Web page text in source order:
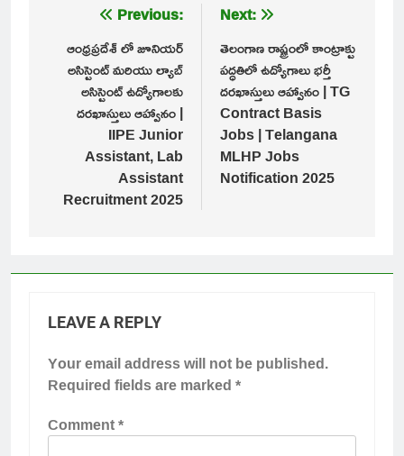
navigation
Previous:
ఆంధ్రప్రదేశ్ లో జూనియర్
అసిస్టెంట్ మరియు ల్యాబ్
అసిస్టెంట్ ఉద్యోగాలకు
దరఖాస్తులు ఆహ్వానం |
IIPE Junior
Assistant, Lab
Assistant
Recruitment 2025
Next:
తెలంగాణ రాష్ట్రంలో కాంట్రాక్టు
పద్ధతిలో ఉద్యోగాలు భర్తీ
దరఖాస్తులు ఆహ్వానం | TG
Contract Basis
Jobs | Telangana
MLHP Jobs
Notification 2025
LEAVE A REPLY
Your email address will not be published.
Required fields are marked*
Comment*